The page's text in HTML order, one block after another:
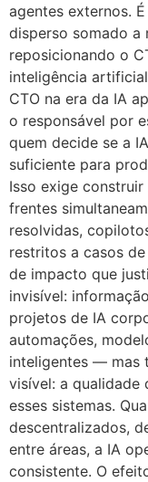
agentes externos.
disperso somado
reposicionando o
inteligência
CTO na era da IA
o responsável por
quem decide se a
suficiente para
Isso exige
frentes
resolvidas,
restritos a casos
de impacto que
invisível:
projetos de IA
automações,
inteligentes — mas
visível: a qualidade
esses sistemas.
descentralizados,
entre áreas, a IA
consistente. O